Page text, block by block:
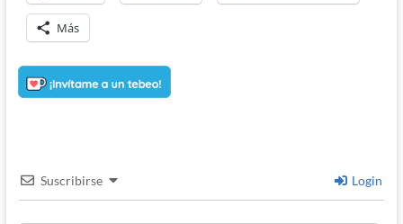
Más
Suscribirse Login